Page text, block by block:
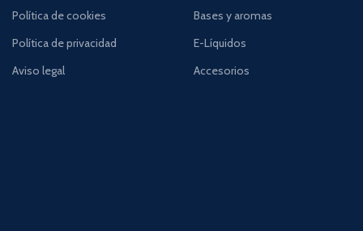
Política de cookies
Política de privacidad
Aviso legal
Bases y aromas
E-Líquidos
Accesorios